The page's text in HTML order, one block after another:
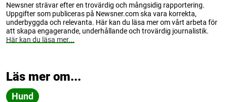
Newsner strävar efter en trovärdig och mångsidig rapportering.
Uppgifter som publiceras på Newsner.com ska vara korrekta,
underbyggda och relevanta. Här kan du läsa mer om vårt arbeta för
att skapa engagerande, underhållande och trovärdig journalistik.
Här kan du läsa mer...
Läs mer om...
Hund